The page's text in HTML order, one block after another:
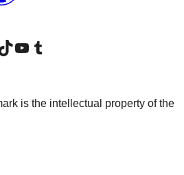
LinkedIn kontumūsu TikTok kontu
Apmeklējiet mūsu YouTube kanālu
Apmeklējiet mūsu Tumblr kontu
is the intellectual property of the